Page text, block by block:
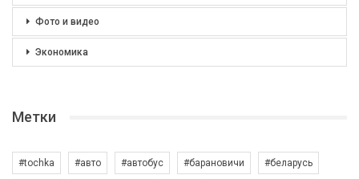
Фото и видео
Экономика
Метки
#tochka #авто #автобус #барановичи #беларусь